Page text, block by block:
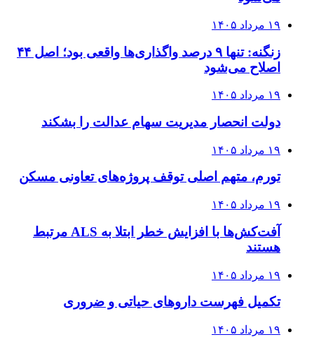
۱۹ مرداد ۱۴۰۵
زنگنه: تنها ۹ درصد واگذاری‌ها واقعی بود؛ اصل ۴۴
اصلاح می‌شود
۱۹ مرداد ۱۴۰۵
دولت انحصار مدیریت سهام عدالت را بشکند
۱۹ مرداد ۱۴۰۵
تورم، متهم اصلی توقف پروژه‌های تعاونی مسکن
۱۹ مرداد ۱۴۰۵
آفت‌کش‌ها با افزایش خطر ابتلا به ALS مرتبط
هستند
۱۹ مرداد ۱۴۰۵
تکمیل فهرست داروهای حیاتی و ضروری
۱۹ مرداد ۱۴۰۵